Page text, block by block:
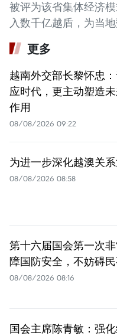
被评为该省集体经济
入数千亿越盾，为当
更多
越南外交部长黎怀忠
应时代，更主动塑造
作用
08/08/2026 09:22
为进一步深化越澳关
08/08/2026 08:58
第十六届国会第一次
障国防安全，不妨碍
08/08/2026 08:16
国会主席陈青敏：强